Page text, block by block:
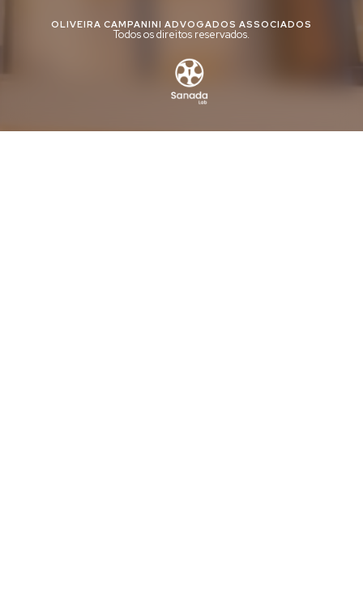
OLIVEIRA CAMPANINI ADVOGADOS ASSOCIADOS
Todos os direitos reservados.